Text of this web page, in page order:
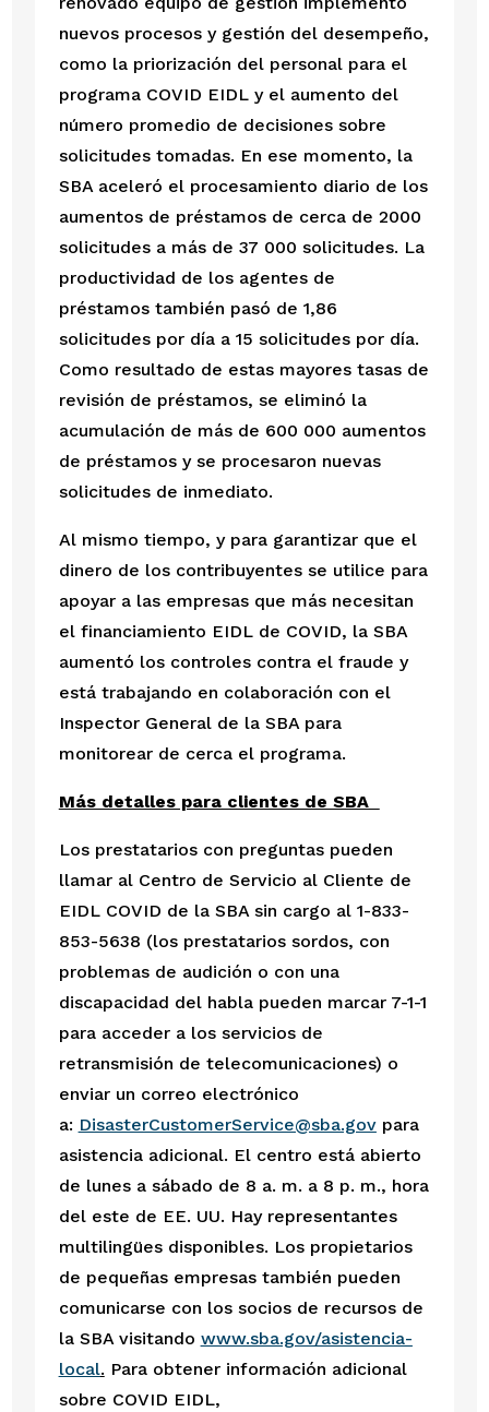
nuevos procesos y gestión del desempeño,
como la priorización del personal para el
programa COVID EIDL y el aumento del
número promedio de decisiones sobre
solicitudes tomadas. En ese momento, la
SBA aceleró el procesamiento diario de los
aumentos de préstamos de cerca de 2000
solicitudes a más de 37 000 solicitudes. La
productividad de los agentes de
préstamos también pasó de 1,86
solicitudes por día a 15 solicitudes por día.
Como resultado de estas mayores tasas de
revisión de préstamos, se eliminó la
acumulación de más de 600 000 aumentos
de préstamos y se procesaron nuevas
solicitudes de inmediato.
Al mismo tiempo, y para garantizar que el
dinero de los contribuyentes se utilice para
apoyar a las empresas que más necesitan
el financiamiento EIDL de COVID, la SBA
aumentó los controles contra el fraude y
está trabajando en colaboración con el
Inspector General de la SBA para
monitorear de cerca el programa.
Más detalles para clientes de SBA
Los prestatarios con preguntas pueden
llamar al Centro de Servicio al Cliente de
EIDL COVID de la SBA sin cargo al 1-833-
853-5638 (los prestatarios sordos, con
problemas de audición o con una
discapacidad del habla pueden marcar 7-1-1
para acceder a los servicios de
retransmisión de telecomunicaciones) o
enviar un correo electrónico
a: DisasterCustomerService@sba.gov para
asistencia adicional. El centro está abierto
de lunes a sábado de 8 a. m. a 8 p. m., hora
del este de EE. UU. Hay representantes
multilingües disponibles. Los propietarios
de pequeñas empresas también pueden
comunicarse con los socios de recursos de
la SBA visitando www.sba.gov/asistencia-
local. Para obtener información adicional
sobre COVID EIDL,